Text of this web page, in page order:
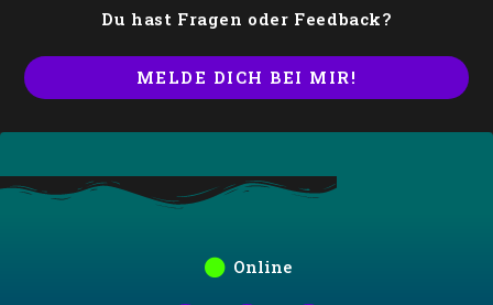
Du hast Fragen oder Feedback?
MELDE DICH BEI MIR!
Online